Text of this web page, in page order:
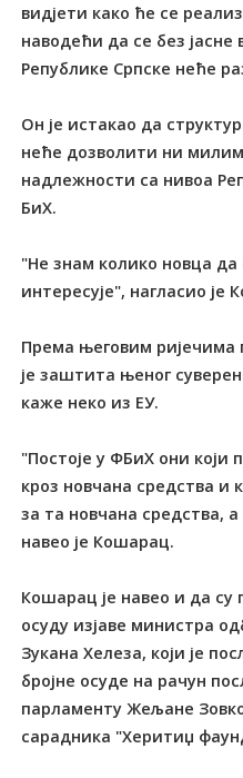
видјети како ће се
наводећи да се без
Републике Српске неће
Он је истакао да
неће дозволити ни
надлежности са нивоа
БиХ.
"Не знам колико новца
интересује", нагласио је
Према његовим ријечима
је заштита њеног
каже неко из ЕУ.
"Постоје у ФБиХ они који
кроз новчана средства и
за та новчана средства,
навео је Кошарац.
Кошарац је навео и да су
осуду изјаве министра
Зукана Хелеза, који је
бројне осуде на рачун
парламенту Жељане
сарадника "Херитиџ